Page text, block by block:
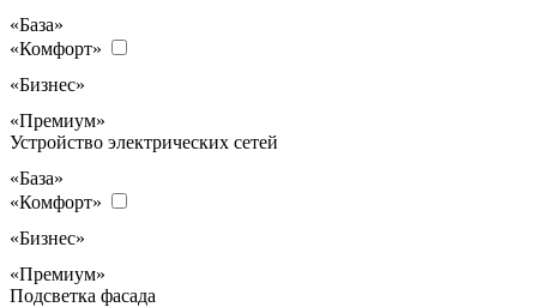
«База»
«Комфорт»
«Бизнес»
«Премиум»
Устройство электрических сетей
«База»
«Комфорт»
«Бизнес»
«Премиум»
Подсветка фасада